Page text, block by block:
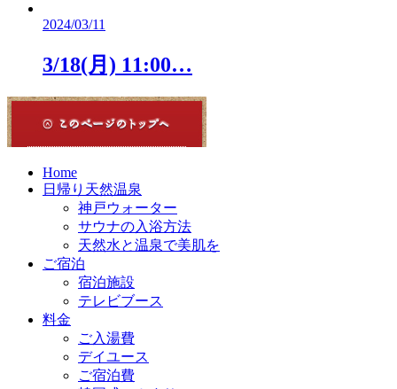
2024/03/11
3/18(月) 11:00…
Home
日帰り天然温泉
神戸ウォーター
サウナの入浴方法
天然水と温泉で美肌を
ご宿泊
宿泊施設
テレビブース
料金
ご入湯費
デイユース
ご宿泊費